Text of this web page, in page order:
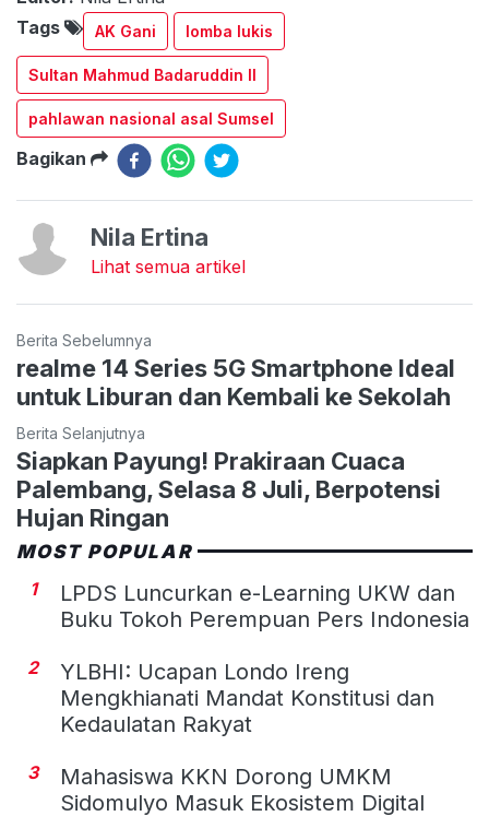
Tags
AK Gani lomba lukis
Sultan Mahmud Badaruddin II
pahlawan nasional asal Sumsel
Bagikan
Nila Ertina
Lihat semua artikel
Berita Sebelumnya
realme 14 Series 5G Smartphone Ideal
untuk Liburan dan Kembali ke Sekolah
Berita Selanjutnya
Siapkan Payung! Prakiraan Cuaca
Palembang, Selasa 8 Juli, Berpotensi
Hujan Ringan
MOST POPULAR
1
LPDS Luncurkan e-Learning UKW dan
Buku Tokoh Perempuan Pers Indonesia
2
YLBHI: Ucapan Londo Ireng
Mengkhianati Mandat Konstitusi dan
Kedaulatan Rakyat
3
Mahasiswa KKN Dorong UMKM
Sidomulyo Masuk Ekosistem Digital